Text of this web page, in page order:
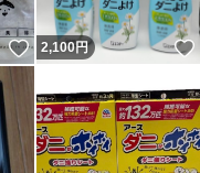
いいね！
2,100円